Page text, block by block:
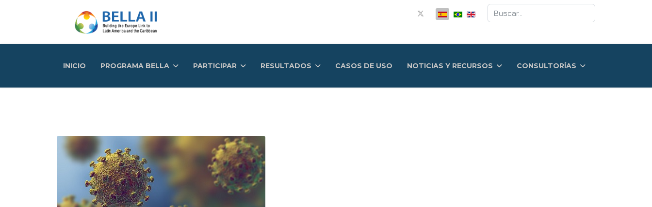
Buscar
INICIO PROGRAMA BELLA PARTICIPAR RESULTADOS CASOS DE USO NOTICIAS Y RECURSOS CONSULTORÍAS